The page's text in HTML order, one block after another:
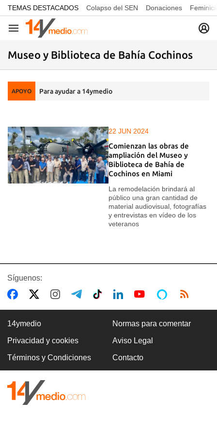
common.go-to-content
TEMAS DESTACADOS Colapso del SEN Donaciones
Navegación
Museo y Biblioteca de Bahía Cochinos
APOYO Para ayudar a 14ymedio
22 JUN 2024
Comienzan las obras de
ampliación del Museo y
Biblioteca de Bahía de
Cochinos en Miami
La remodelación brindará al
público una gran cantidad de
material audiovisual, fotografías
y entrevistas en vídeo de los
veteranos
Síguenos:
14ymedio Normas para comentar
Privacidad y cookies Aviso Legal
Términos y Condiciones Contacto